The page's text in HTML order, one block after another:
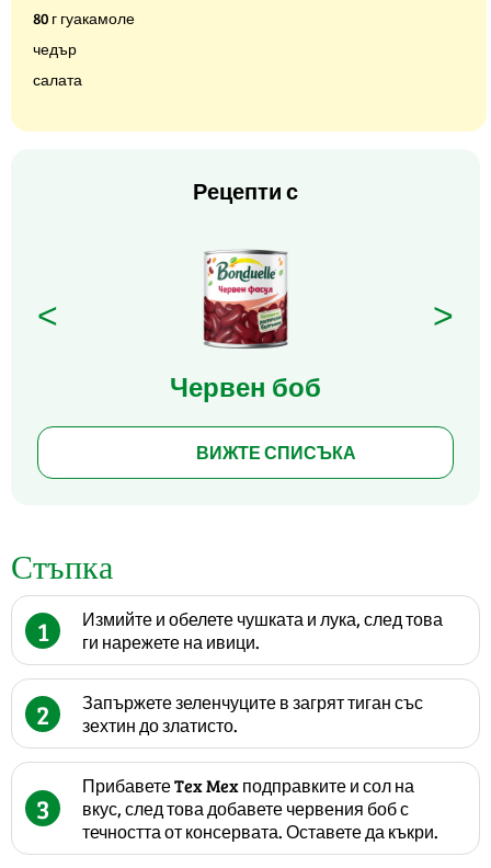
80 г гуакамоле
чедър
салата
Рецепти с
<
Червен боб
>
ВИЖТЕ СПИСЪКА
Стъпка
1
Измийте и обелете чушката и лука, след това
ги нарежете на ивици.
2
Запържете зеленчуците в загрят тиган със
зехтин до златисто.
3
Прибавете Tex Mex подправките и сол на
вкус, след това добавете червения боб с
течността от консервата. Оставете да къкри.